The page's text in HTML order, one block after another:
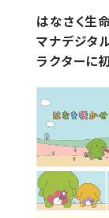
はなさく生
マナデジタ
ラクターに